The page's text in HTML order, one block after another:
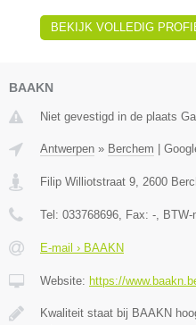
BEKIJK VOLLEDIG
BAAKN
Niet gevestigd in de plaats
Antwerpen » Berchem
Filip Williotstraat 9, 2600
Tel: 033768696, Fax: -, BTW-
E-mail › BAAKN
Website: https://
Kwaliteit staat bij BAAKN